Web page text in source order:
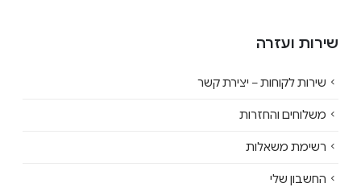
שירות ועזרה
שירות לקוחות – יצירת קשר
משלוחים והחזרות
רשימת משאלות
החשבון שלי